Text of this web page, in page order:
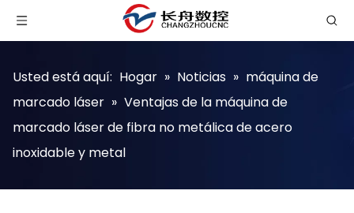
Usted está aquí: Hogar » Noticias » máquina de
marcado láser » Ventajas de la máquina de
marcado láser de fibra no metálica de acero
inoxidable y metal